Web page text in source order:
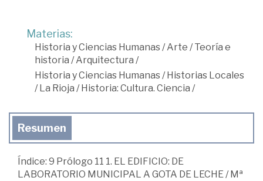
Materias:
Historia y Ciencias Humanas/Arte /Teoría e
historia /Arquitectura /
Historia y Ciencias Humanas/Historias Locales
/La Rioja /Historia: Cultura. Ciencia /
Resumen
Índice: 9 Prólogo 11 1. EL EDIFICIO: DE
LABORATORIO MUNICIPAL A GOTA DE LECHE / Mª